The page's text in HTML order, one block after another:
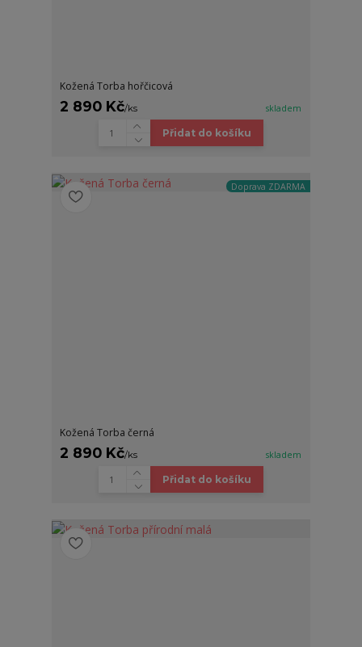
Kožená Torba hořčicová
2 890 Kč/ks skladem
Přidat do košíku
Doprava ZDARMA
Kožená Torba černá
2 890 Kč/ks skladem
Přidat do košíku